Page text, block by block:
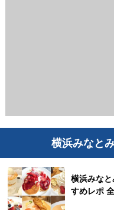
横浜みなと
横浜みな
すめレポ